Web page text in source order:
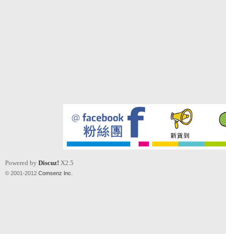
Powered by Discuz! X2.5
© 2001-2012 Comsenz Inc.